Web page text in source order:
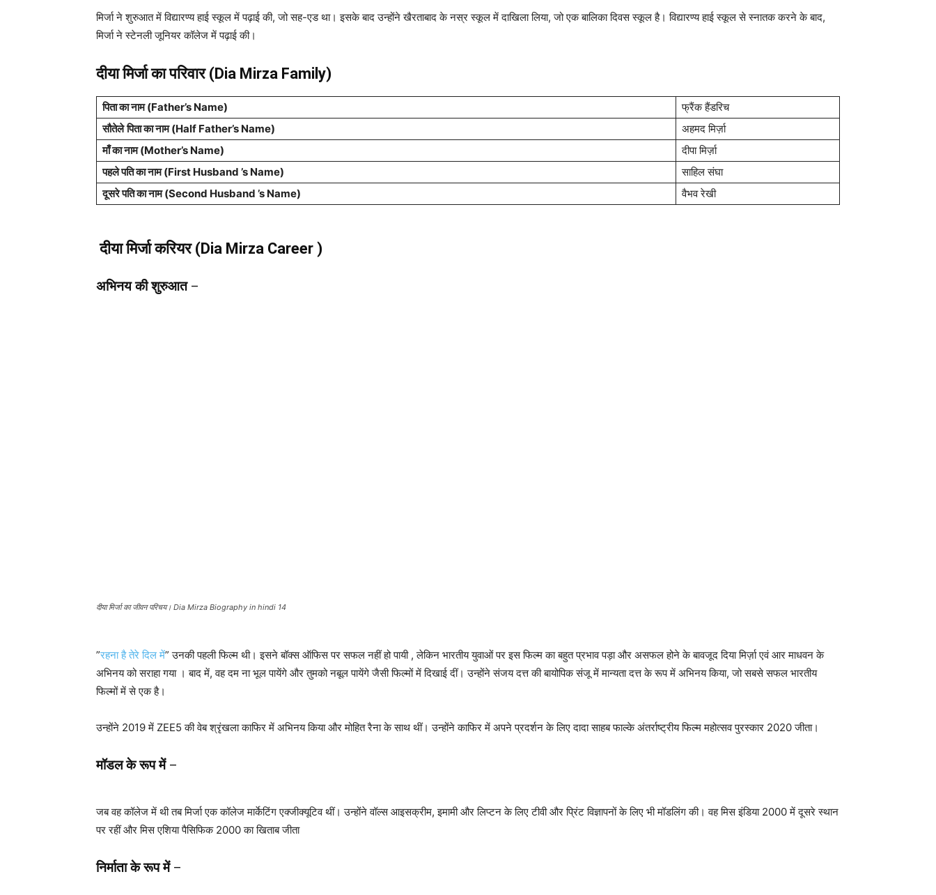
मिर्जा ने शुरुआत में विद्यारण्य हाई स्कूल में पढ़ाई की, जो सह-एड था। इसके बाद उन्होंने खैरताबाद के नस्र स्कूल में दाखिला लिया, जो एक बालिका दिवस स्कूल है। विद्यारण्य हाई स्कूल से स्नातक करने के बाद,
मिर्जा ने स्टेनली जूनियर कॉलेज में पढ़ाई की।
दीया मिर्जा का परिवार (Dia Mirza Family)
पिता का नाम (Father’s Name)
फ्रैंक हैंडरिच
सौतेले पिता का नाम (Half Father’s Name)
अहमद मिर्ज़ा
माँ का नाम (Mother’s Name)
दीपा मिर्ज़ा
पहले पति का नाम (First Husband ’s Name)
साहिल संघा
दूसरे पति का नाम (Second Husband ’s Name)
वैभव रेखी
दीया मिर्जा करियर (Dia Mirza Career )
अभिनय की शुरुआत –
दीया मिर्जा का जीवन परिचय। Dia Mirza Biography in hindi 14
”रहना है तेरे दिल में” उनकी पहली फिल्म थी। इसने बॉक्स ऑफिस पर सफल नहीं हो पायी , लेकिन भारतीय युवाओं पर इस फिल्म का बहुत प्रभाव पड़ा और असफल होने के बावजूद दिया मिर्ज़ा एवं आर माधवन के
अभिनय को सराहा गया । बाद में, वह दम ना भूल पायेंगे और तुमको नबूल पायेंगे जैसी फिल्मों में दिखाई दीं। उन्होंने संजय दत्त की बायोपिक संजू में मान्यता दत्त के रूप में अभिनय किया, जो सबसे सफल भारतीय
फिल्मों में से एक है।
उन्होंने 2019 में ZEE5 की वेब श्रृंखला काफिर में अभिनय किया और मोहित रैना के साथ थीं। उन्होंने काफिर में अपने प्रदर्शन के लिए दादा साहब फाल्के अंतर्राष्ट्रीय फिल्म महोत्सव पुरस्कार 2020 जीता।
मॉडल के रूप में –
जब वह कॉलेज में थी तब मिर्जा एक कॉलेज मार्केटिंग एक्जीक्यूटिव थीं। उन्होंने वॉल्स आइसक्रीम, इमामी और लिप्टन के लिए टीवी और प्रिंट विज्ञापनों के लिए भी मॉडलिंग की। वह मिस इंडिया 2000 में दूसरे स्थान
पर रहीं और मिस एशिया पैसिफिक 2000 का खिताब जीता
निर्माता के रूप में –